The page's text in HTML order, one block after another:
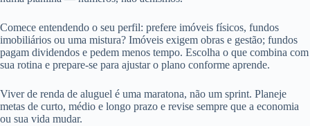
Comece entendendo o seu perfil: prefere imóveis físicos, fundos
imobiliários ou uma mistura? Imóveis exigem obras e gestão; fundos
pagam dividendos e pedem menos tempo. Escolha o que combina com
sua rotina e prepare-se para ajustar o plano conforme aprende.
Viver de renda de aluguel é uma maratona, não um sprint. Planeje
metas de curto, médio e longo prazo e revise sempre que a economia
ou sua vida mudar.